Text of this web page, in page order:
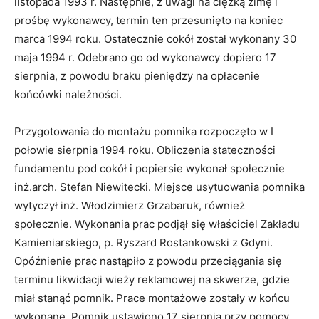
prośbę wykonawcy, termin ten przesunięto na koniec
marca 1994 roku. Ostatecznie cokół został wykonany 30
maja 1994 r. Odebrano go od wykonawcy dopiero 17
sierpnia, z powodu braku pieniędzy na opłacenie
końcówki należności.
Przygotowania do montażu pomnika rozpoczęto w I
połowie sierpnia 1994 roku. Obliczenia stateczności
fundamentu pod cokół i popiersie wykonał społecznie
inż.arch. Stefan Niewitecki. Miejsce usytuowania pomnika
wytyczył inż. Włodzimierz Grzabaruk, również
społecznie. Wykonania prac podjął się właściciel Zakładu
Kamieniarskiego, p. Ryszard Rostankowski z Gdyni.
Opóźnienie prac nastąpiło z powodu przeciągania się
terminu likwidacji wieży reklamowej na skwerze, gdzie
miał stanąć pomnik. Prace montażowe zostały w końcu